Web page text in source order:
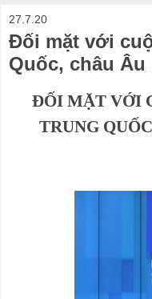
27.7.20
Đối mặt với
Quốc, châu
ĐỐI MẶT VỚI
TRUNG